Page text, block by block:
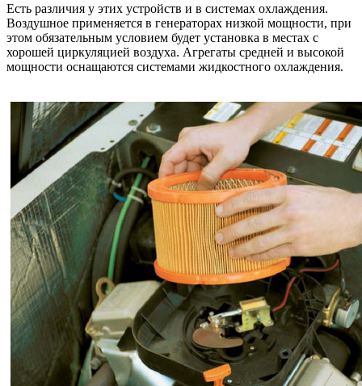
Есть различия у этих устройств и в системах охлаждения.
Воздушное применяется в генераторах низкой мощности, при
этом обязательным условием будет установка в местах с
хорошей циркуляцией воздуха. Агрегаты средней и высокой
мощности оснащаются системами жидкостного охлаждения.